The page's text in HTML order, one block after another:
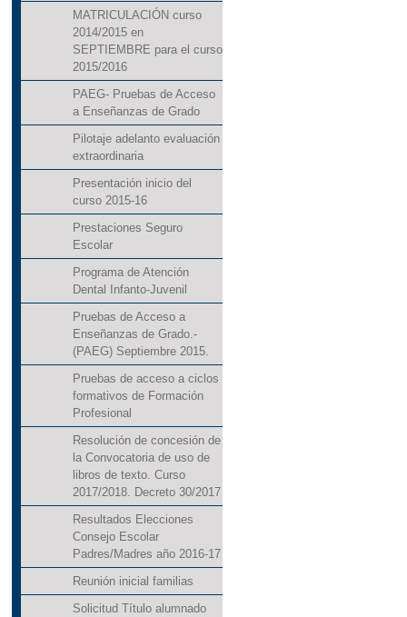
MATRICULACIÓN curso
2014/2015 en
SEPTIEMBRE para el curso
2015/2016
PAEG- Pruebas de Acceso
a Enseñanzas de Grado
Pilotaje adelanto evaluación
extraordinaria
Presentación inicio del
curso 2015-16
Prestaciones Seguro
Escolar
Programa de Atención
Dental Infanto-Juvenil
Pruebas de Acceso a
Enseñanzas de Grado.-
(PAEG) Septiembre 2015.
Pruebas de acceso a ciclos
formativos de Formación
Profesional
Resolución de concesión de
la Convocatoria de uso de
libros de texto. Curso
2017/2018. Decreto 30/2017
Resultados Elecciones
Consejo Escolar
Padres/Madres año 2016-17
Reunión inicial familias
Solicitud Título alumnado